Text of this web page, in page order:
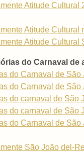
Atitude Cultural
Atitude Cultural
Atitude Cultural
do Carnaval de
do Carnaval de
do Carnaval de
do carnaval de São
do carnaval de São
do Carnaval de
São João del-